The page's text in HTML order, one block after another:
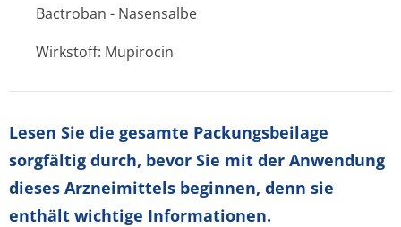
Bactroban - Nasensalbe
Wirkstoff: Mupirocin
Lesen Sie die gesamte Packungsbeilage
sorgfältig durch, bevor Sie mit der Anwendung
dieses Arzneimittels beginnen, denn sie
enthält wichtige Informationen.